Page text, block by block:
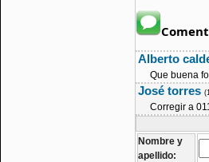
Alberto
Que buena
José torres
Corregir a
Nombre y
apellido: